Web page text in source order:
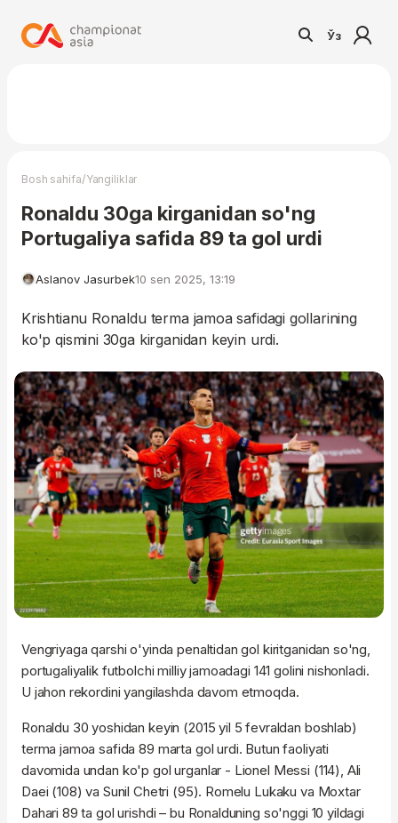
Ўз
Bosh sahifa/Yangiliklar
Ronaldu 30ga kirganidan so'ng
Portugaliya safida 89 ta gol urdi
Aslanov Jasurbek10 sen 2025, 13:19
Krishtianu Ronaldu terma jamoa safidagi gollarining
ko'p qismini 30ga kirganidan keyin urdi.
Vengriyaga qarshi o'yinda penaltidan gol kiritganidan so'ng,
portugaliyalik futbolchi milliy jamoadagi 141 golini nishonladi.
U jahon rekordini yangilashda davom etmoqda.
Ronaldu 30 yoshidan keyin (2015 yil 5 fevraldan boshlab)
terma jamoa safida 89 marta gol urdi. Butun faoliyati
davomida undan ko'p gol urganlar - Lionel Messi (114), Ali
Daei (108) va Sunil Chetri (95). Romelu Lukaku va Moxtar
Dahari 89 ta gol urishdi – bu Ronalduning so'nggi 10 yildagi